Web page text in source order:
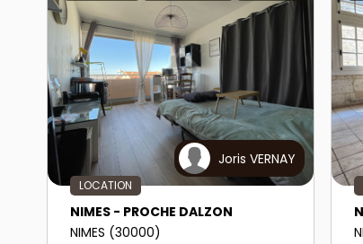
Joris VERNAY
LOCATION
NIMES - PROCHE DALZON
NIMES (30000)